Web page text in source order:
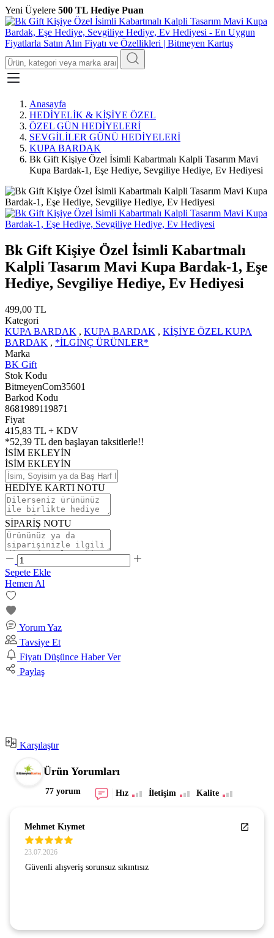
Yeni Üyelere 500 TL Hediye Puan
Anasayfa
HEDİYELİK & KİŞİYE ÖZEL
ÖZEL GÜN HEDİYELERİ
SEVGİLİLER GÜNÜ HEDİYELERİ
KUPA BARDAK
Bk Gift Kişiye Özel İsimli Kabartmalı Kalpli Tasarım Mavi
Kupa Bardak-1, Eşe Hediye, Sevgiliye Hediye, Ev Hediyesi
Bk Gift Kişiye Özel İsimli Kabartmalı
Kalpli Tasarım Mavi Kupa Bardak-1, Eşe
Hediye, Sevgiliye Hediye, Ev Hediyesi
499,00 TL
Kategori
KUPA BARDAK , KUPA BARDAK , KİŞİYE ÖZEL KUPA
BARDAK , *İLGİNÇ ÜRÜNLER*
Marka
BK Gift
Stok Kodu
BitmeyenCom35601
Barkod Kodu
8681989119871
Fiyat
415,83 TL + KDV
*52,39 TL den başlayan taksitlerle!!
İSİM EKLEYİN
İSİM EKLEYİN
HEDİYE KARTI NOTU
SİPARİŞ NOTU
Sepete Ekle
Hemen Al
Yorum Yaz
Tavsiye Et
Fiyatı Düşünce Haber Ver
Paylaş
Karşılaştır
Ürün Yorumları
77 yorum Hız İletişim Kalite
Mehmet Kıymet
23.07.2026
Güvenli alışveriş sorunsuz sıkıntısız